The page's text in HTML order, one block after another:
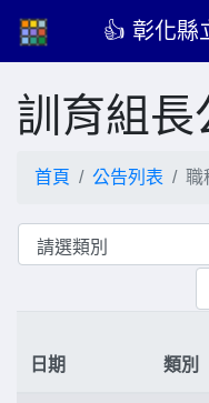
👍 彰化縣
訓育組長
首頁 公告列表 職
日期 類別